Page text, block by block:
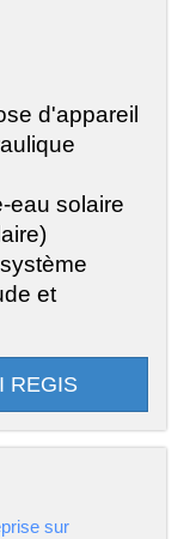
d'appareil
eau solaire
et
REGIS
sur